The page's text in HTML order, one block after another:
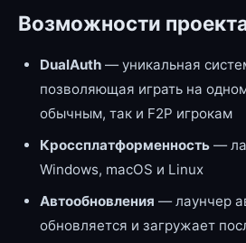
Возможности
DualAuth — уникальная
позволяющая играть на
обычным, так и F2P игрокам
Кроссплатформенность —
Windows, macOS и Linux
Автообновления — лаунчер
обновляется и загружает